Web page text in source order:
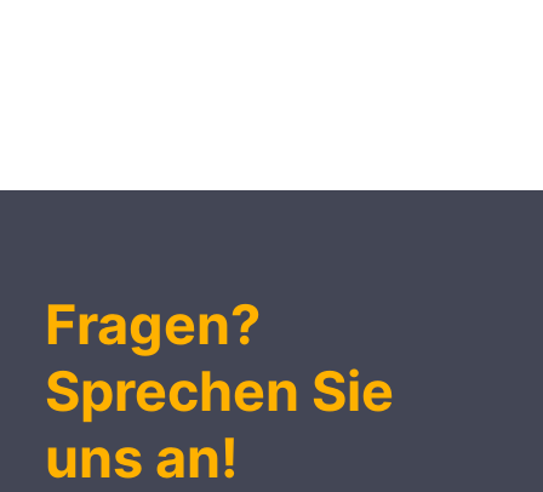
Fragen?
Sprechen Sie
uns an!